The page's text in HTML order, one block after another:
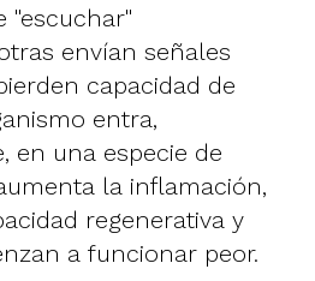
"escuchar"
envían señales
capacidad de
entra,
en una especie de
la inflamación,
regenerativa y
a funcionar peor.